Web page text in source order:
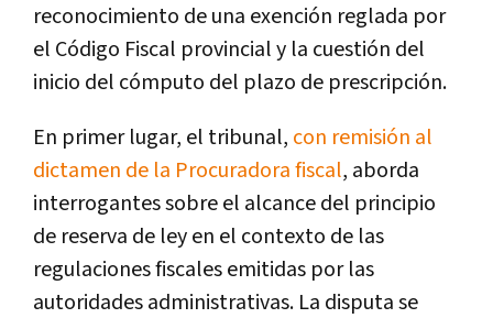
reconocimiento de una exención reglada por
el Código Fiscal provincial y la cuestión del
inicio del cómputo del plazo de prescripción.
En primer lugar, el tribunal, con remisión al
dictamen de la Procuradora fiscal, aborda
interrogantes sobre el alcance del principio
de reserva de ley en el contexto de las
regulaciones fiscales emitidas por las
autoridades administrativas. La disputa se